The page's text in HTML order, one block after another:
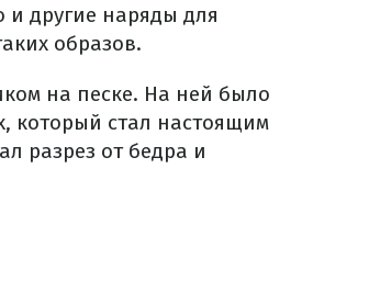
и другие наряды для
образов.
на песке. На ней было
который стал настоящим
разрез от бедра и